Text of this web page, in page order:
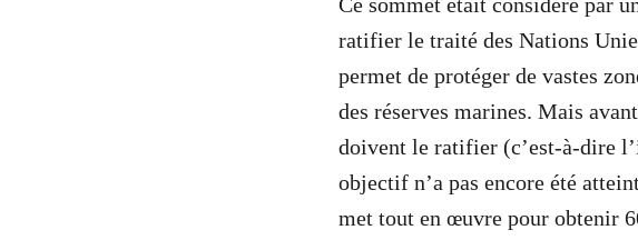
ratifier le traité des Nations
permet de protéger de vastes
des réserves marines. Mais
doivent le ratifier (c’est-à-dire
objectif n’a pas encore été
met tout en œuvre pour obtenir